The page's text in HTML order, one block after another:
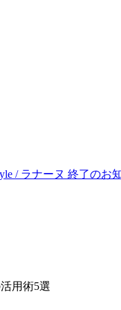
/ ラナーヌ 終了のお
用術5選